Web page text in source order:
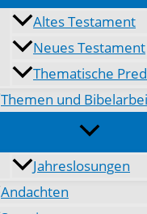
Altes Testament
Neues Testament
Thematische
Themen und
Jahreslosungen
Andachten